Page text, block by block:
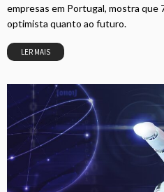
empresas em Portugal, mostra que
optimista quanto ao futuro.
LER MAIS